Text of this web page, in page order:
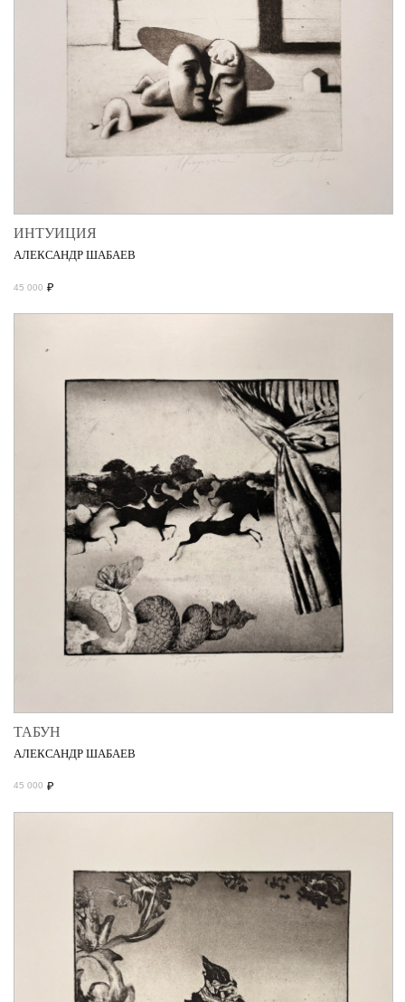
ИНТУИЦИЯ
АЛЕКСАНДР ШАБАЕВ
45 000 ₽
ТАБУН
АЛЕКСАНДР ШАБАЕВ
45 000 ₽